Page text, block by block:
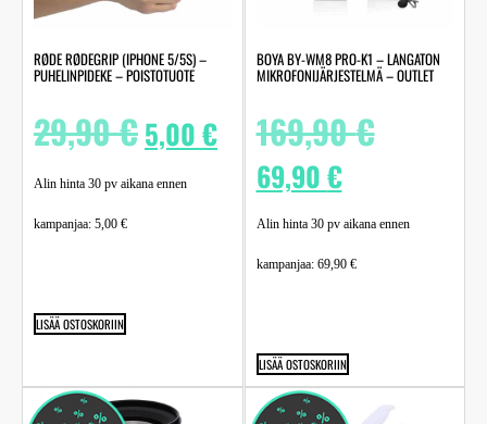
RØDE RØDEGRIP (IPHONE 5/5S) –
PUHELINPIDEKE – POISTOTUOTE
29,90€5,00€
Alin hinta 30 pv aikana ennen
kampanjaa: 5,00 €
LISÄÄ OSTOSKORIIN
BOYA BY-WM8 PRO-K1 – LANGATON
MIKROFONIJÄRJESTELMÄ – OUTLET
169,90€
69,90€
Alin hinta 30 pv aikana ennen
kampanjaa: 69,90 €
LISÄÄ OSTOSKORIIN